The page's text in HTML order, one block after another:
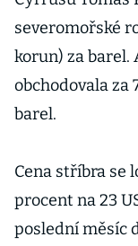
severomořské
korun) za barel.
obchodovala za
barel.
Cena stříbra se
procent na 23
poslední měsíc